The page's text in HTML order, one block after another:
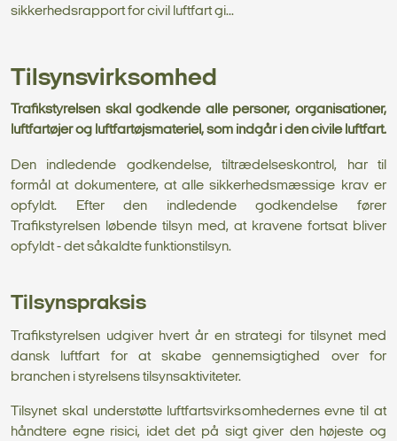
sikkerhedsrapport for civil luftfart gi...
Tilsynsvirksomhed
Trafikstyrelsen skal godkende alle personer, organisationer,
luftfartøjer og luftfartøjsmateriel, som indgår i den civile luftfart.
Den indledende godkendelse, tiltrædelseskontrol, har til
formål at dokumentere, at alle sikkerhedsmæssige krav er
opfyldt. Efter den indledende godkendelse fører
Trafikstyrelsen løbende tilsyn med, at kravene fortsat bliver
opfyldt - det såkaldte funktionstilsyn.
Tilsynspraksis
Trafikstyrelsen udgiver hvert år en strategi for tilsynet med
dansk luftfart for at skabe gennemsigtighed over for
branchen i styrelsens tilsynsaktiviteter.
Tilsynet skal understøtte luftfartsvirksomhedernes evne til at
håndtere egne risici, idet det på sigt giver den højeste og